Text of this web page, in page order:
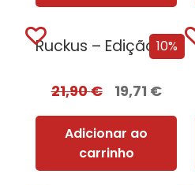
10%
Ruckus – Edição com EDGES
21,90€ 19,71 €
Adicionar ao
carrinho